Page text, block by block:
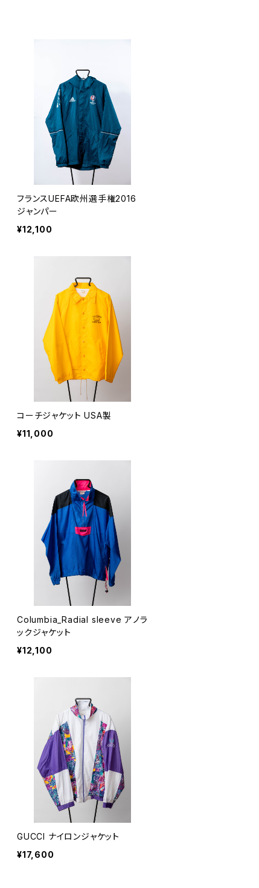
フランスUEFA欧州選手権2016
ジャンパー
¥12,100
コーチジャケット USA製
¥11,000
Columbia_Radial sleeve アノラ
ックジャケット
¥12,100
GUCCI ナイロンジャケット
¥17,600